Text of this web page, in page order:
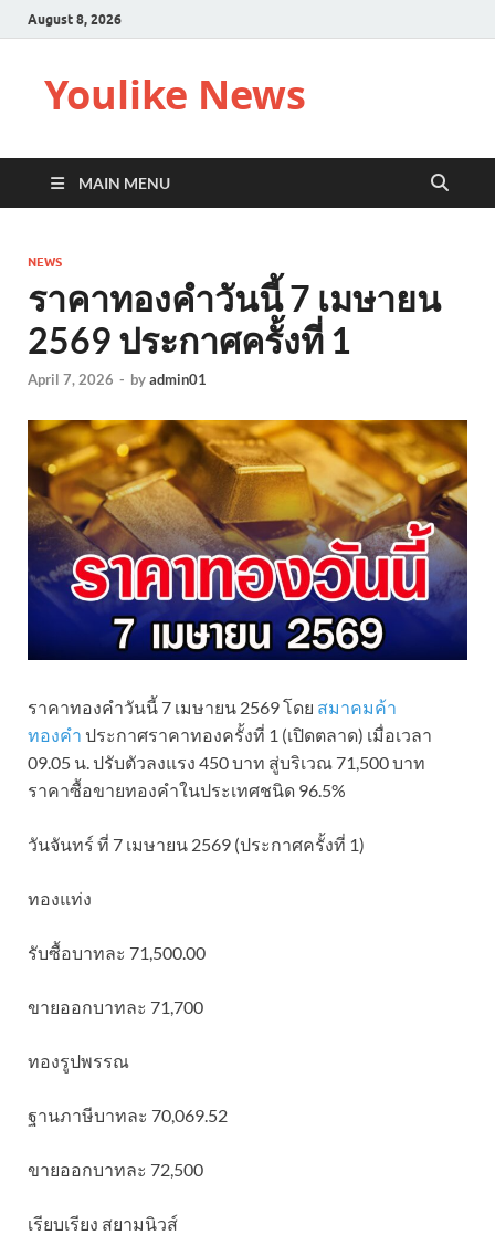
August 8, 2026
Youlike News
MAIN MENU
NEWS
ราคาทองคำวันนี้ 7 เมษายน
2569 ประกาศครั้งที่ 1
April 7, 2026 - byadmin01
ราคาทองคำวันนี้ 7 เมษายน 2569 โดย สมาคมค้า
ทองคำ ประกาศราคาทองครั้งที่ 1 (เปิดตลาด) เมื่อเวลา
09.05 น. ปรับตัวลงแรง 450 บาท สู่บริเวณ 71,500 บาท
ราคาซื้อขายทองคําในประเทศชนิด 96.5%
วันจันทร์ ที่ 7 เมษายน 2569 (ประกาศครั้งที่ 1)
ทองแท่ง
รับซื้อบาทละ 71,500.00
ขายออกบาทละ 71,700
ทองรูปพรรณ
ฐานภาษีบาทละ 70,069.52
ขายออกบาทละ 72,500
เรียบเรียง สยามนิวส์